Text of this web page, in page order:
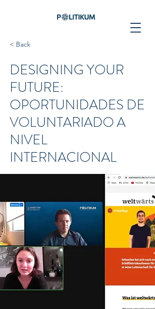
< Back
DESIGNING YOUR
FUTURE:
OPORTUNIDADES DE
VOLUNTARIADO A
NIVEL
INTERNACIONAL